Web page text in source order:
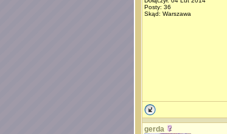
Posty: 36
Skąd: Warszawa
gerda